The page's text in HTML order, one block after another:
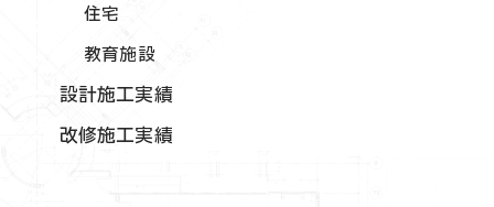
住宅
教育施設
設計施工実績
改修施工実績